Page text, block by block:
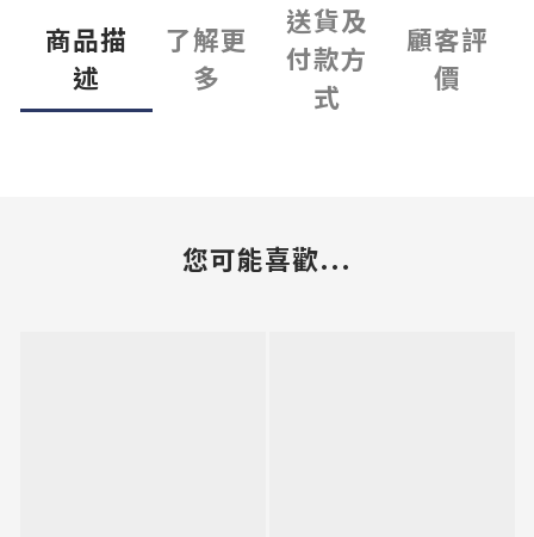
商品描
述
了解更
多
送貨及
付款方
式
顧客評
價
您可能喜歡...